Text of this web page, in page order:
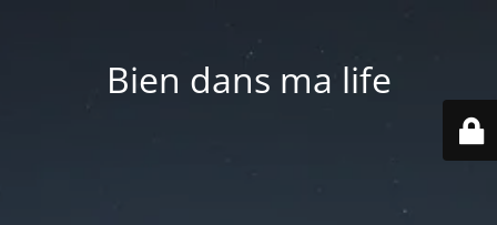
Bien dans ma life